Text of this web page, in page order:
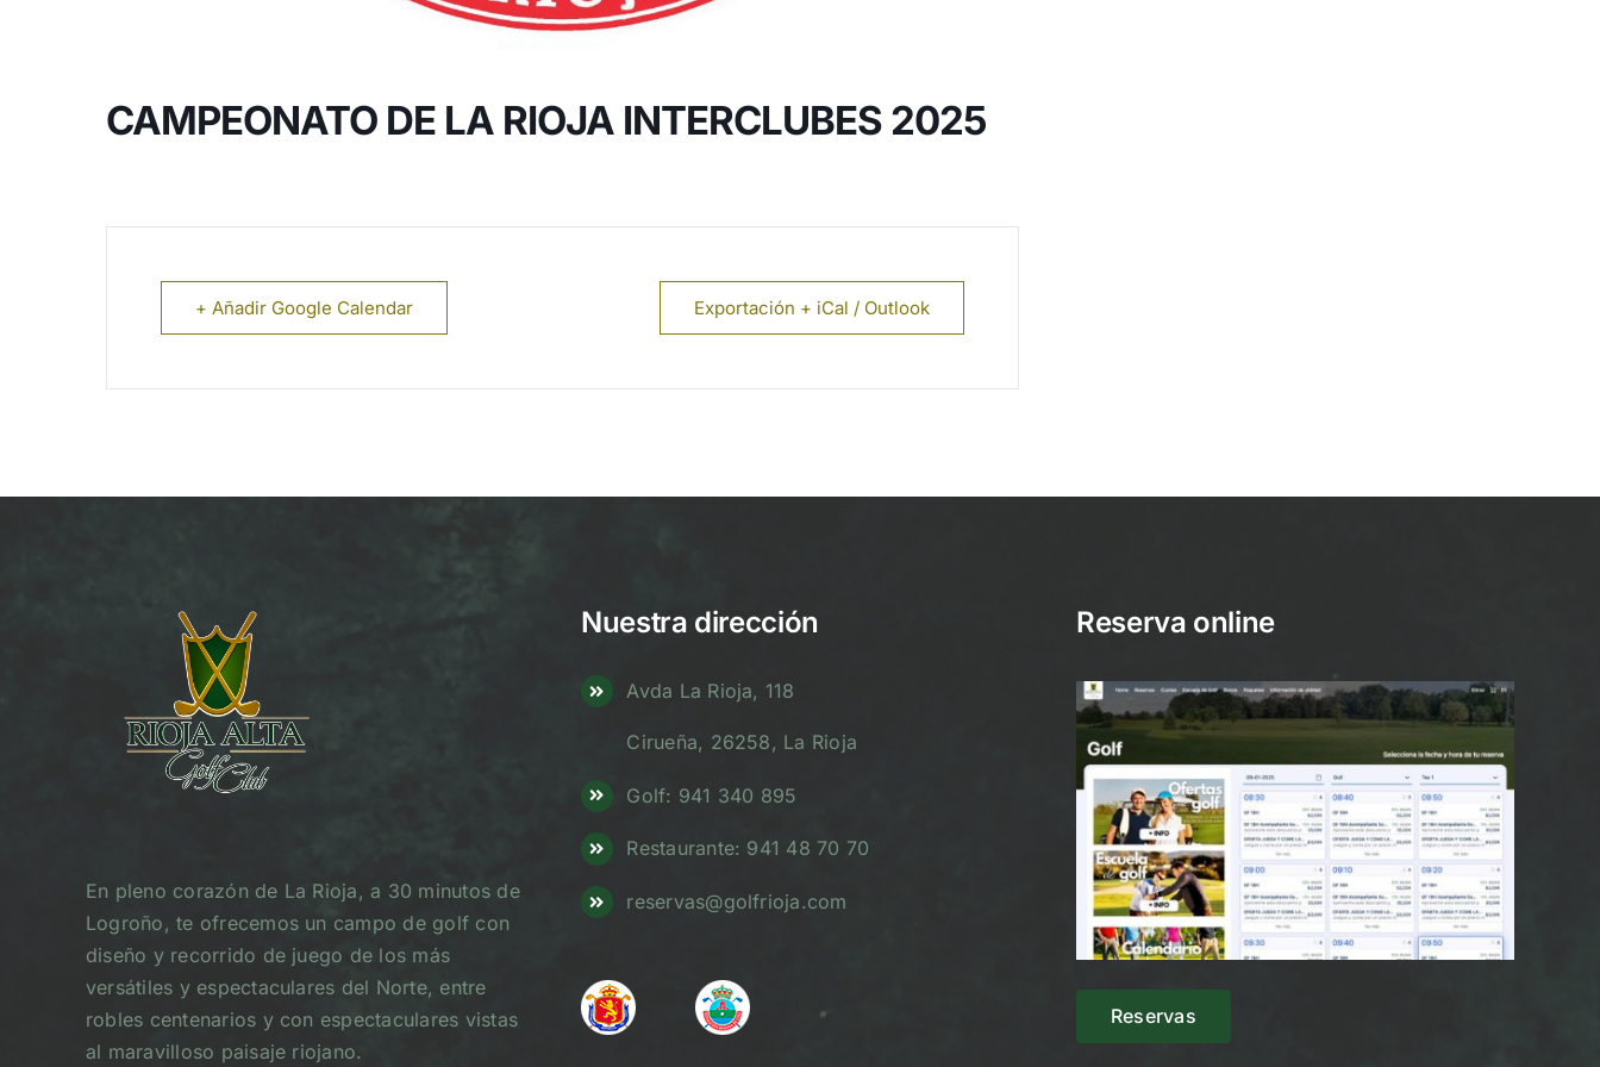
CAMPEONATO DE LA RIOJA INTERCLUBES 2025
+ Añadir Google Calendar Exportación + iCal / Outlook
En pleno corazón de La Rioja, a 30 minutos de
Logroño, te ofrecemos un campo de golf con
diseño y recorrido de juego de los más
versátiles y espectaculares del Norte, entre
robles centenarios y con espectaculares vistas
al maravilloso paisaje riojano.
Nuestra dirección
Avda La Rioja, 118
Cirueña, 26258, La Rioja
Golf: 941 340 895
Restaurante: 941 48 70 70
reservas@golfrioja.com
Reserva online
Reservas